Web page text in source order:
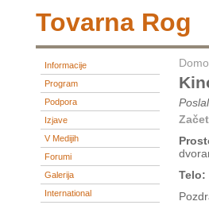
Tovarna Rog
Informacije
Program
Podpora
Izjave
V Medijih
Forumi
Galerija
International
Telo: